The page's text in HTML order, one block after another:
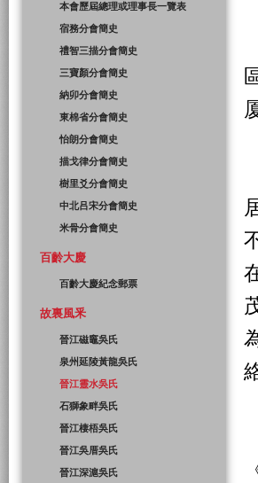
本會歷屆總理或理事長一覽表
宿務分會簡史
禮智三描分會簡史
三寶顏分會簡史
納卯分會簡史
東棉省分會簡史
怡朗分會簡史
描戈律分會簡史
樹里爻分會簡史
中北吕宋分會簡史
米骨分會簡史
百齡大慶
百齡大慶紀念郵票
故裏風釆
晉江磁竈吳氏
泉州延陵黃龍吳氏
晉江靈水吳氏
石獅象畔吳氏
晉江棲梧吳氏
晉江吳厝吳氏
晉江深滬吳氏